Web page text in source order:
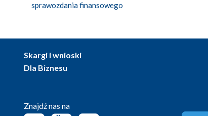
sprawozdania finansowego
Skargi i wnioski
Dla Biznesu
Znajdź nas na